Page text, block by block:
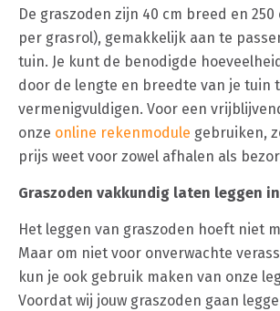
De graszoden zijn 40 cm breed en 250
per grasrol), gemakkelijk aan te
tuin. Je kunt de benodigde
door de lengte en breedte van je tuin
vermenigvuldigen. Voor een
onze online rekenmodule gebruiken,
prijs weet voor zowel afhalen als
Graszoden vakkundig laten leggen in
Het leggen van graszoden hoeft niet
Maar om niet voor onverwachte
kun je ook gebruik maken van onze
Voordat wij jouw graszoden gaan